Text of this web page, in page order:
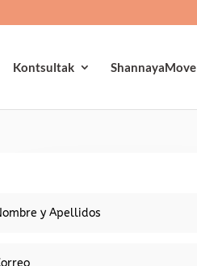
Kontsultak ShannayaMove